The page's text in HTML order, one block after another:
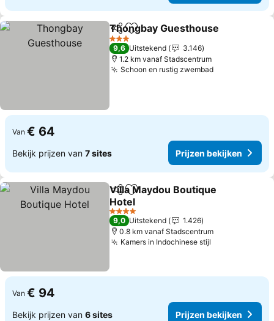
DelenToevoegen aan favorieten
Thongbay Guesthouse
3 Sterren
9,6 Uitstekend
3.146
1.2 km vanaf Stadscentrum
Schoon en rustig zwembad
Van € 64
Bekijk prijzen van 7 sites Prijzen bekijken
DelenToevoegen aan favorieten
Villa Maydou Boutique
Hotel
4 Sterren
9,0 Uitstekend
1.426
0.8 km vanaf Stadscentrum
Kamers in Indochinese stijl
Van € 94
Bekijk prijzen van 6 sites Prijzen bekijken